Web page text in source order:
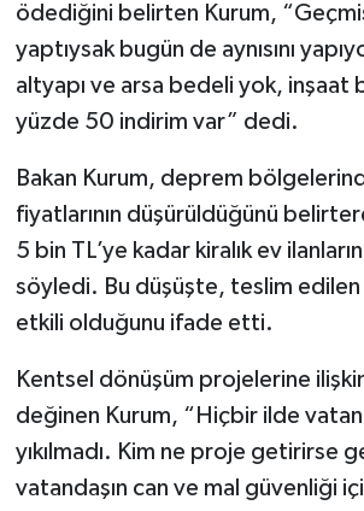
ödediğini belirten Kurum,
yaptıysak bugün de aynısını
altyapı ve arsa bedeli yok, inşaat
yüzde 50 indirim var” dedi.
Bakan Kurum, deprem
fiyatlarının düşürüldüğünü
5 bin TL’ye kadar kiralık ev
söyledi. Bu düşüşte, teslim edilen
etkili olduğunu ifade etti.
Kentsel dönüşüm projelerine
değinen Kurum, “Hiçbir ilde
yıkılmadı. Kim ne proje getirirse
vatandaşın can ve mal güvenliği